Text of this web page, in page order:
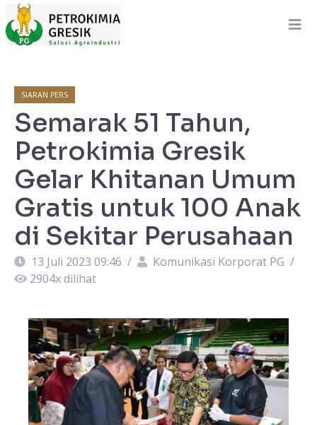
SIARAN PERS
Semarak 51 Tahun,
Petrokimia Gresik
Gelar Khitanan Umum
Gratis untuk 100 Anak
di Sekitar Perusahaan
13 Juli 2023 09:46 / Komunikasi Korporat PG /
2904x dilihat